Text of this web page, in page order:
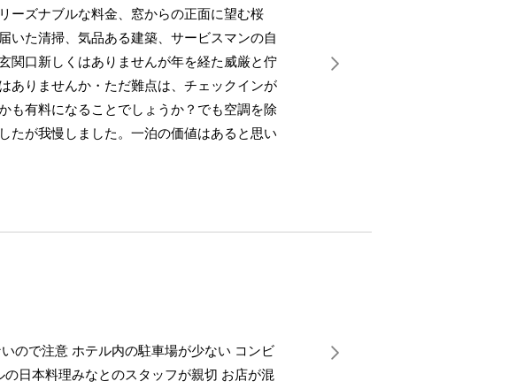
ーズナブルな料金、窓からの正面に望む桜
いた清掃、気品ある建築、サービスマンの自
関口新しくはありませんが年を経た威厳と佇
ありませんか・ただ難点は、チェックインが
も有料になることでしょうか？でも空調を除
たが我慢しました。一泊の価値はあると思い
ので注意 ホテル内の駐車場が少ない コンビ
日本料理みなとのスタッフが親切 お店が混